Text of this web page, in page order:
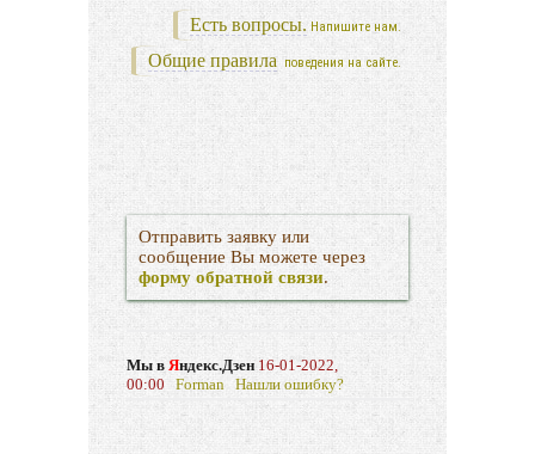
Есть вопросы. Напишите нам.
Общие правила поведения на сайте.
Отправить заявку или
сообщение Вы можете через
форму обратной связи.
Мы в Яндекс.Дзен 16-01-2022,
00:00 Forman Нашли ошибку?